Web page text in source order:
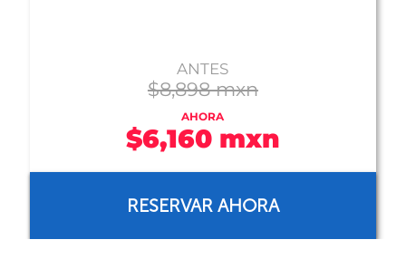
ANTES
$1,521 mxn
AHORA
$1,293 mxn
RESERVAR AHORA